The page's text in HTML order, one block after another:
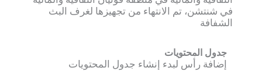
في شنتشن، تم الانتهاء من تجهيزها لغرف البث
الشفافة
جدول المحتويات
إضافة رأس لبدء إنشاء جدول المحتويات